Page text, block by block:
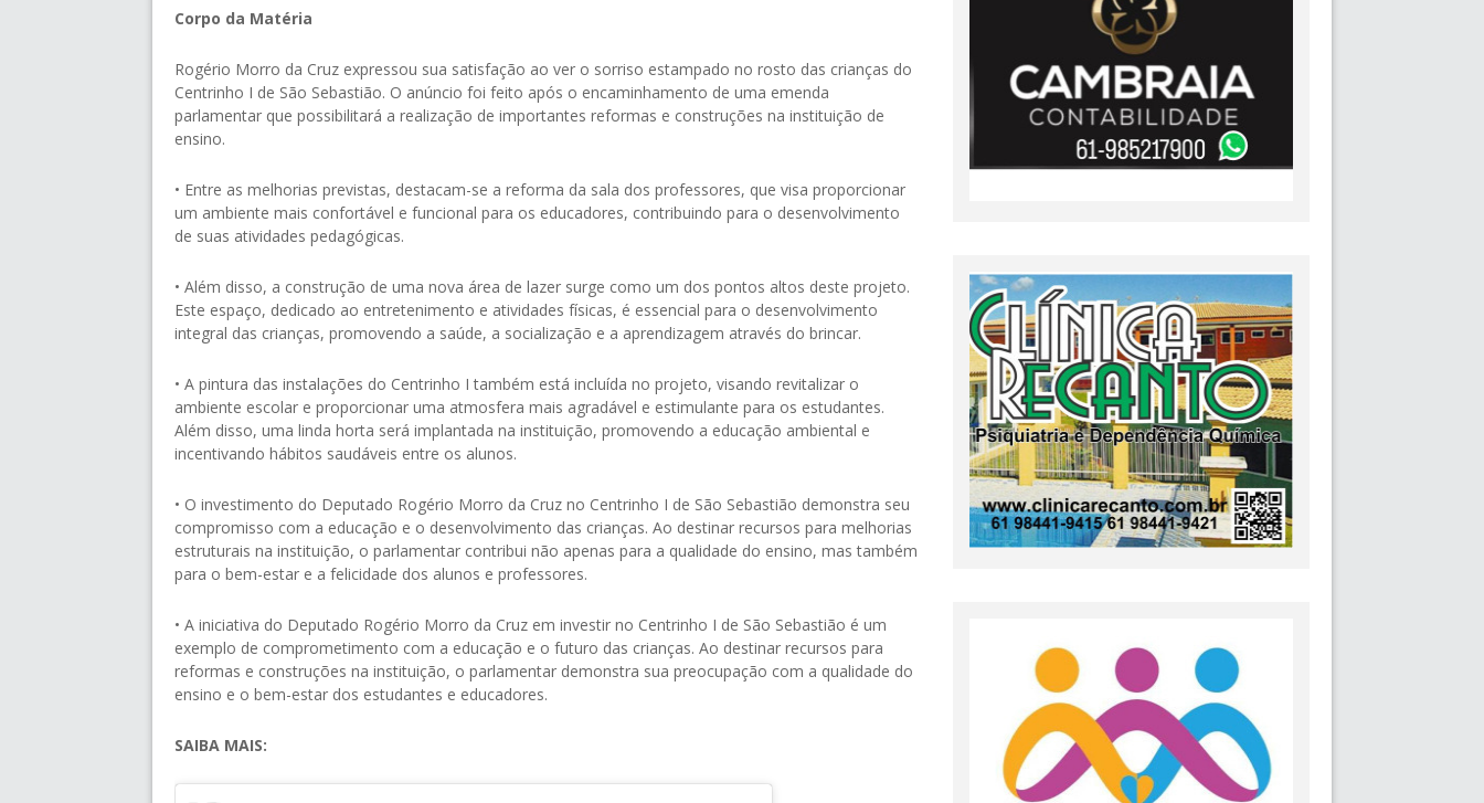
Corpo da Matéria
Rogério Morro da Cruz expressou sua satisfação ao ver o sorriso estampado no rosto das crianças do
Centrinho I de São Sebastião. O anúncio foi feito após o encaminhamento de uma emenda
parlamentar que possibilitará a realização de importantes reformas e construções na instituição de
ensino.
• Entre as melhorias previstas, destacam-se a reforma da sala dos professores, que visa proporcionar
um ambiente mais confortável e funcional para os educadores, contribuindo para o desenvolvimento
de suas atividades pedagógicas.
• Além disso, a construção de uma nova área de lazer surge como um dos pontos altos deste projeto.
Este espaço, dedicado ao entretenimento e atividades físicas, é essencial para o desenvolvimento
integral das crianças, promovendo a saúde, a socialização e a aprendizagem através do brincar.
• A pintura das instalações do Centrinho I também está incluída no projeto, visando revitalizar o
ambiente escolar e proporcionar uma atmosfera mais agradável e estimulante para os estudantes.
Além disso, uma linda horta será implantada na instituição, promovendo a educação ambiental e
incentivando hábitos saudáveis entre os alunos.
• O investimento do Deputado Rogério Morro da Cruz no Centrinho I de São Sebastião demonstra seu
compromisso com a educação e o desenvolvimento das crianças. Ao destinar recursos para melhorias
estruturais na instituição, o parlamentar contribui não apenas para a qualidade do ensino, mas também
para o bem-estar e a felicidade dos alunos e professores.
• A iniciativa do Deputado Rogério Morro da Cruz em investir no Centrinho I de São Sebastião é um
exemplo de comprometimento com a educação e o futuro das crianças. Ao destinar recursos para
reformas e construções na instituição, o parlamentar demonstra sua preocupação com a qualidade do
ensino e o bem-estar dos estudantes e educadores.
SAIBA MAIS: